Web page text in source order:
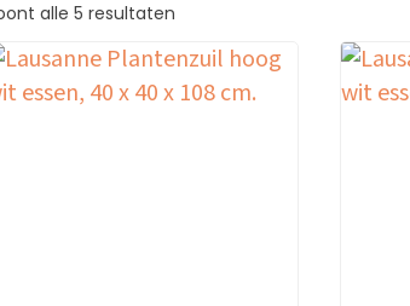
alle 5 resultaten